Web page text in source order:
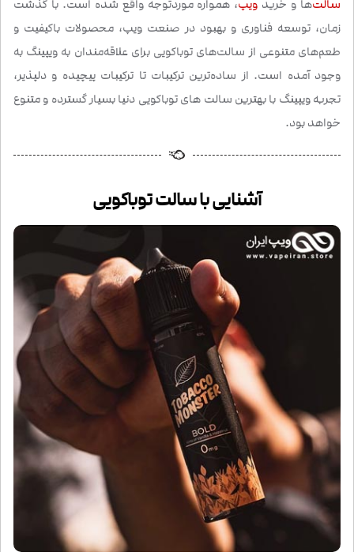
سالت‌ها و خرید ویپ، همواره موردتوجه واقع شده است. با گذشت
زمان، توسعه‌ فناوری و بهبود در صنعت ویپ، محصولات باکیفیت و
طعم‌های متنوعی از سالت‌های توباکویی برای علاقه‌مندان به ویپینگ به
وجود آمده است. از ساده‌ترین ترکیبات تا ترکیبات پیچیده و دلپذیر،
تجربه ویپینگ با بهترین سالت های توباکویی دنیا بسیار گسترده و متنوع
خواهد بود.
آشنایی با سالت توباکویی